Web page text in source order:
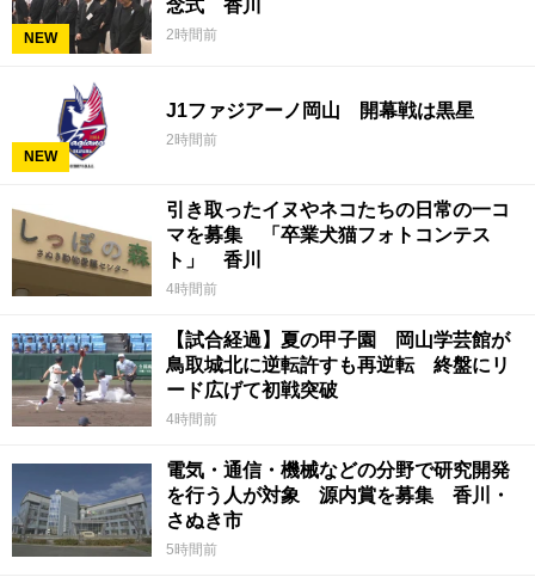
NEW
念式 香川
2時間前
NEW
J1ファジアーノ岡山 開幕戦は黒星
2時間前
引き取ったイヌやネコたちの日常の一コ
マを募集 「卒業犬猫フォトコンテス
ト」 香川
4時間前
【試合経過】夏の甲子園 岡山学芸館が
鳥取城北に逆転許すも再逆転 終盤にリ
ード広げて初戦突破
4時間前
電気・通信・機械などの分野で研究開発
を行う人が対象 源内賞を募集 香川・
さぬき市
5時間前